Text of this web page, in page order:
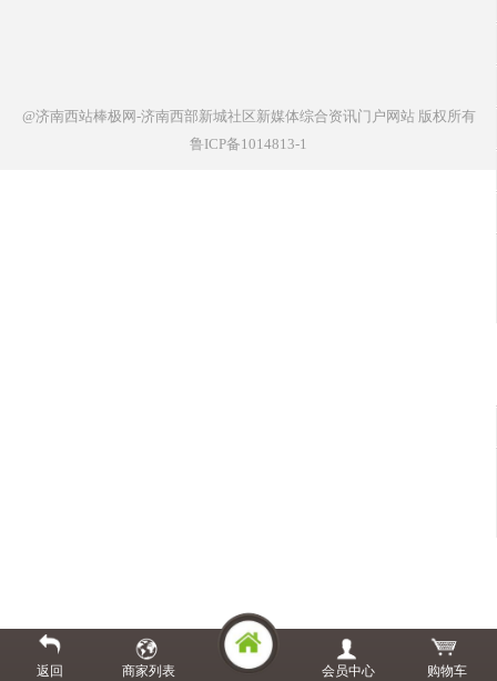
@济南西站棒极网-济南西部新城社区新媒体综合资讯门户网站版权所有
鲁ICP备1014813-1
返回 商家列表 会员中心 购物车